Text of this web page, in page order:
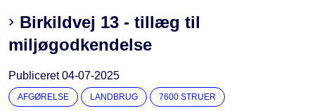
Birkildvej 13 - tillæg til
miljøgodkendelse
Publiceret04-07-2025
AFGØRELSE LANDBRUG 7600 STRUER